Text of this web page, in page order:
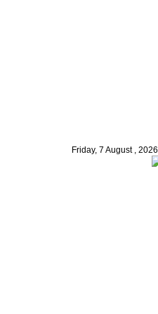
Friday, 7 August , 2026